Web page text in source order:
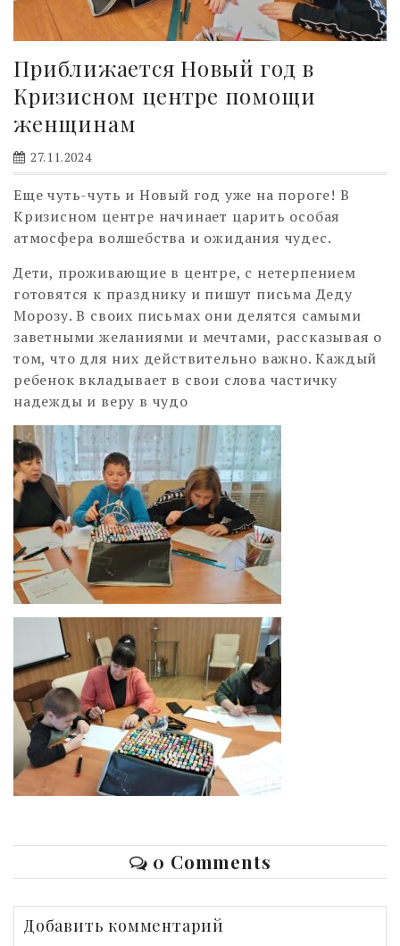
Приближается Новый год в
Кризисном центре помощи
женщинам
27.11.2024
Еще чуть-чуть и Новый год уже на пороге! В
Кризисном центре начинает царить особая
атмосфера волшебства и ожидания чудес.
Дети, проживающие в центре, с нетерпением
готовятся к празднику и пишут письма Деду
Морозу. В своих письмах они делятся самыми
заветными желаниями и мечтами, рассказывая о
том, что для них действительно важно. Каждый
ребенок вкладывает в свои слова частичку
надежды и веру в чудо
0 Comments
Добавить комментарий